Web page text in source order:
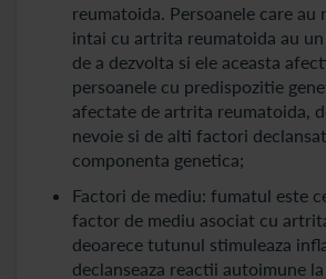
reumatoida. Persoanele care au
intai cu artrita reumatoida au
de a dezvolta si ele aceasta
persoanele cu predispozitie
afectate de artrita reumatoida,
nevoie si de alti factori
componenta genetica;
Factori de mediu: fumatul este
factor de mediu asociat cu
deoarece tutunul stimuleaza
declanseaza reactii autoimune